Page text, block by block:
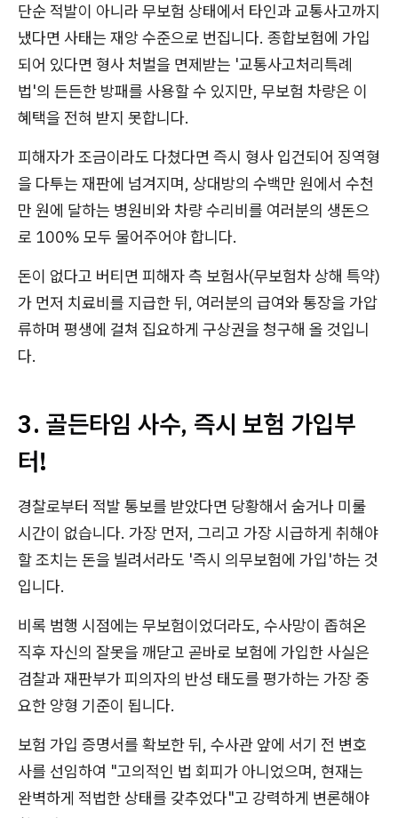
단순 적발이 아니라 무보험 상태에서 타인과 교통사고까지
냈다면 사태는 재앙 수준으로 번집니다. 종합보험에 가입
되어 있다면 형사 처벌을 면제받는 '교통사고처리특례
법'의 든든한 방패를 사용할 수 있지만, 무보험 차량은 이
혜택을 전혀 받지 못합니다.
피해자가 조금이라도 다쳤다면 즉시 형사 입건되어 징역형
을 다투는 재판에 넘겨지며, 상대방의 수백만 원에서 수천
만 원에 달하는 병원비와 차량 수리비를 여러분의 생돈으
로 100% 모두 물어주어야 합니다.
돈이 없다고 버티면 피해자 측 보험사(무보험차 상해 특약)
가 먼저 치료비를 지급한 뒤, 여러분의 급여와 통장을 가압
류하며 평생에 걸쳐 집요하게 구상권을 청구해 올 것입니
다.
3. 골든타임 사수, 즉시 보험 가입부
터!
경찰로부터 적발 통보를 받았다면 당황해서 숨거나 미룰
시간이 없습니다. 가장 먼저, 그리고 가장 시급하게 취해야
할 조치는 돈을 빌려서라도 '즉시 의무보험에 가입'하는 것
입니다.
비록 범행 시점에는 무보험이었더라도, 수사망이 좁혀온
직후 자신의 잘못을 깨닫고 곧바로 보험에 가입한 사실은
검찰과 재판부가 피의자의 반성 태도를 평가하는 가장 중
요한 양형 기준이 됩니다.
보험 가입 증명서를 확보한 뒤, 수사관 앞에 서기 전 변호
사를 선임하여 "고의적인 법 회피가 아니었으며, 현재는
완벽하게 적법한 상태를 갖추었다"고 강력하게 변론해야